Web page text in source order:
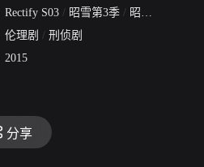
Rectify S03 / 昭雪第3季 / 昭雪
伦理剧 / 刑侦剧
2015
分享